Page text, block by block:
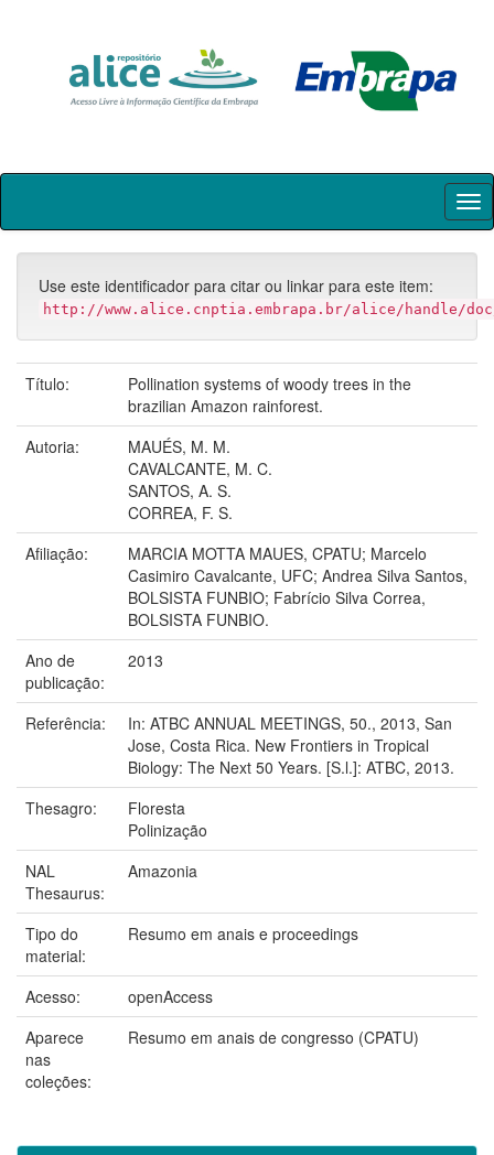
Skip
Use este identificador para citar ou linkar para este item:
http://www.alice.cnptia.embrapa.br/alice/handle/doc/
Título:
Pollination systems of woody trees in the
brazilian Amazon rainforest.
Autoria:
MAUÉS, M. M.
CAVALCANTE, M. C.
SANTOS, A. S.
CORREA, F. S.
Afiliação:
MARCIA MOTTA MAUES, CPATU; Marcelo
Casimiro Cavalcante, UFC; Andrea Silva Santos,
BOLSISTA FUNBIO; Fabrício Silva Correa,
BOLSISTA FUNBIO.
Ano de
publicação:
2013
Referência:
In: ATBC ANNUAL MEETINGS, 50., 2013, San
Jose, Costa Rica. New Frontiers in Tropical
Biology: The Next 50 Years. [S.l.]: ATBC, 2013.
Thesagro:
Floresta
Polinização
NAL
Thesaurus:
Amazonia
Tipo do
material:
Resumo em anais e proceedings
Acesso:
openAccess
Aparece
nas
coleções:
Resumo em anais de congresso (CPATU)